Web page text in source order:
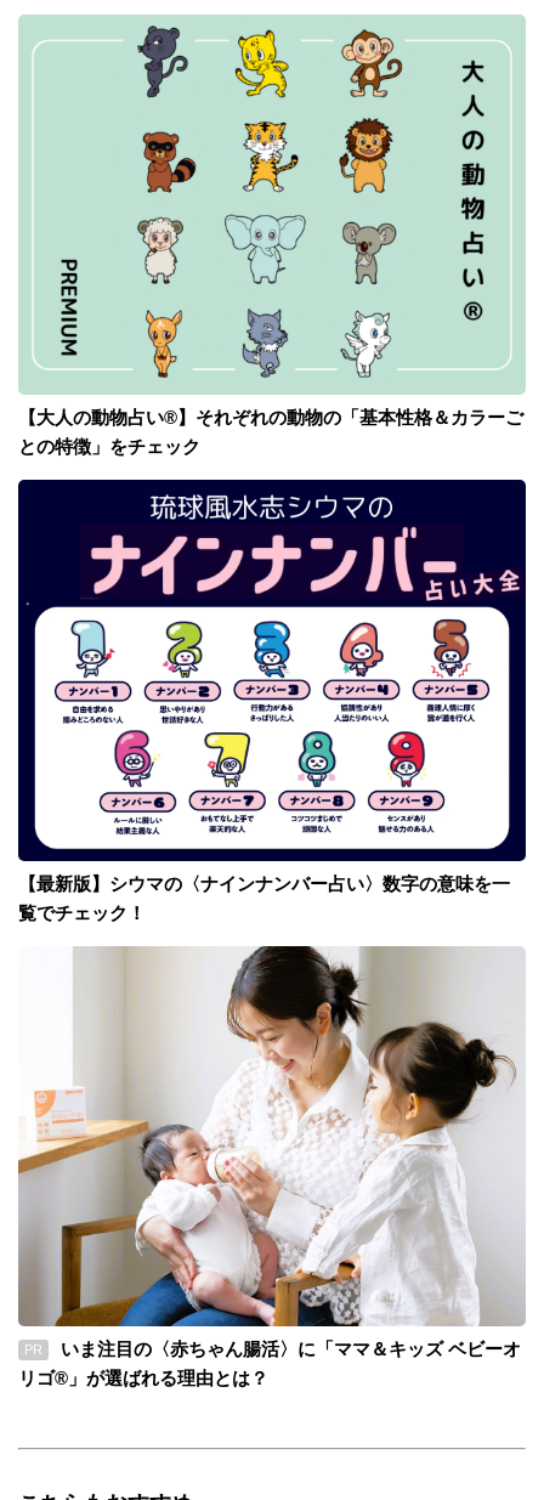
【大人の動物占い®】それぞれの動物の「基本性格＆カラーご
との特徴」をチェック
【最新版】シウマの〈ナインナンバー占い〉数字の意味を一
覧でチェック！
PR
いま注目の〈赤ちゃん腸活〉に「ママ＆キッズ ベビーオ
リゴ®」が選ばれる理由とは？